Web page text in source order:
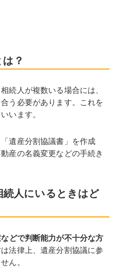
？
続人が複数いる場合には、
う必要があります。これを
います。
遺産分割協議書」を作成
産の名義変更などの手続き
続人にいるときはど
どで判断能力が不十分な方
法律上、遺産分割協議に参
ん。